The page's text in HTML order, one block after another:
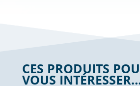
CES PRODUITS
VOUS